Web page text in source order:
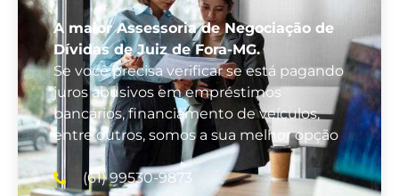
A maior Assessoria de Negociação de
Dívidas de Juiz de Fora-MG.
Se você precisa verificar se está pagando
juros abusivos em empréstimos
bancários, financiamento de veículos,
entre outros, somos a sua melhor opção
(61) 99530-9873